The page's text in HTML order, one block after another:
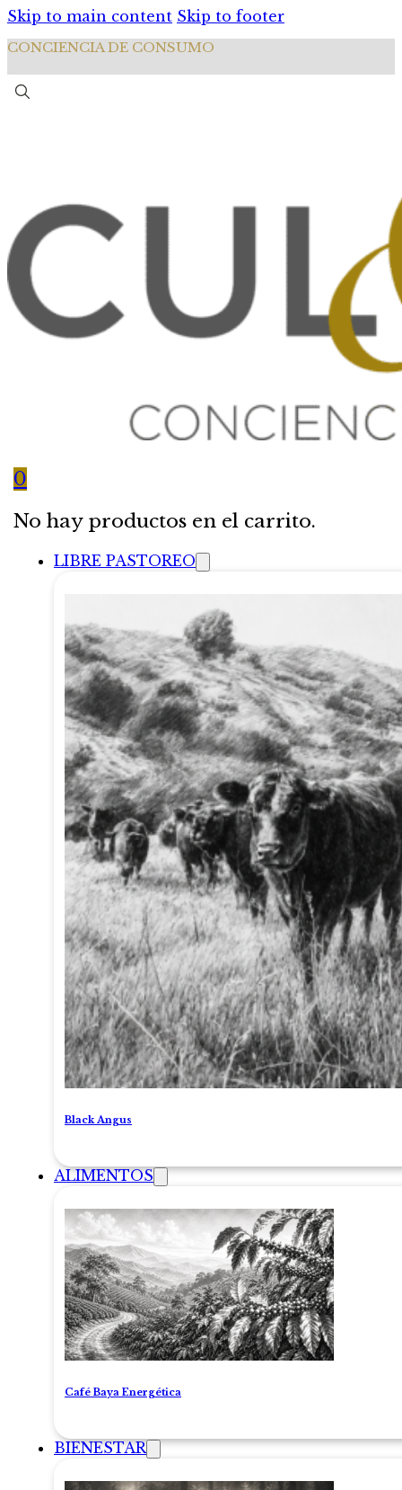
Skip to main content Skip to footer
CONCIENCIA DE CONSUMO
0
No hay productos en el carrito.
LIBRE PASTOREO
Black Angus
ALIMENTOS
Café Baya Energética
BIENESTAR